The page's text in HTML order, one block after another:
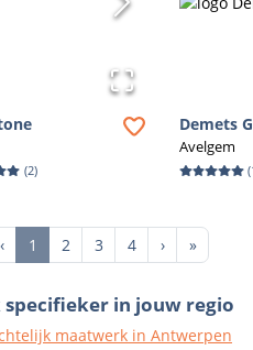
(2)
Demets
Avelgem
(
‹Previous
1 2 3 4 ›Next
»Last
specifieker in jouw regio
maatwerk in Antwerpen